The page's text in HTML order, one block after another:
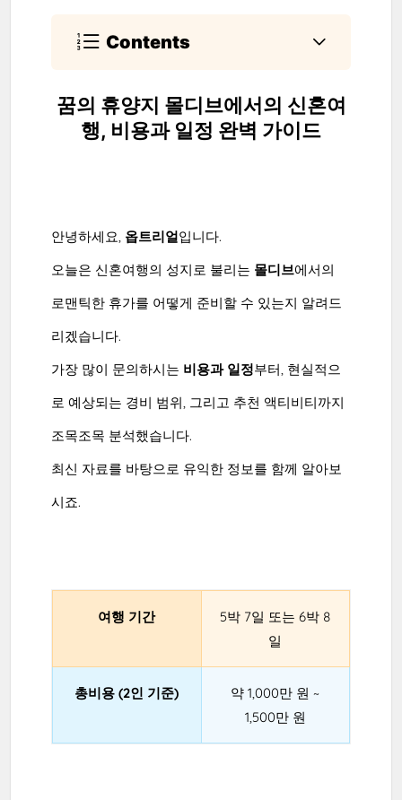
Contents
꿈의 휴양지 몰디브에서의 신혼여
행, 비용과 일정 완벽 가이드
안녕하세요, 옵트리얼입니다.
오늘은 신혼여행의 성지로 불리는 몰디브에서의
로맨틱한 휴가를 어떻게 준비할 수 있는지 알려드
리겠습니다.
가장 많이 문의하시는 비용과 일정부터, 현실적으
로 예상되는 경비 범위, 그리고 추천 액티비티까지
조목조목 분석했습니다.
최신 자료를 바탕으로 유익한 정보를 함께 알아보
시죠.
여행 기간
5박 7일 또는 6박 8
일
총비용 (2인 기준)
약 1,000만 원 ~
1,500만 원